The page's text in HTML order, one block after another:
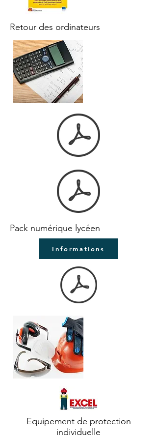
Retour des ordinateurs
Pack numérique lycéen
Informations
Equipement de protection
individuelle